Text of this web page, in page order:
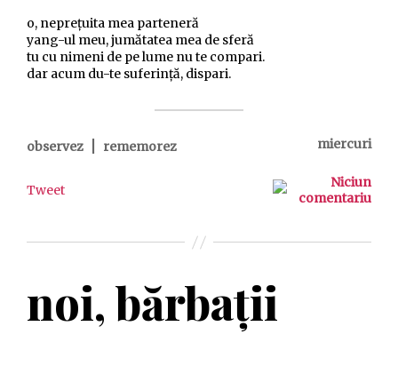
o, neprețuita mea parteneră
yang-ul meu, jumătatea mea de sferă
tu cu nimeni de pe lume nu te compari.
dar acum du-te suferință, dispari.
observez rememorez miercuri
Tweet
Niciun
comentariu
noi, bărbații